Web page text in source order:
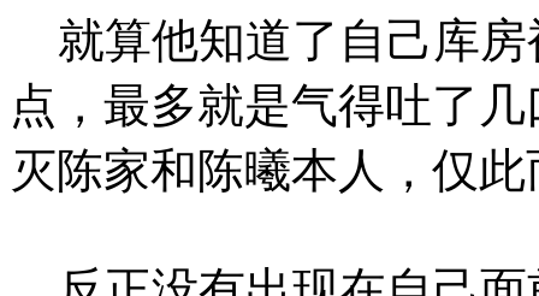
就算他知道了自己库房
点，最多就是气得吐了
灭陈家和陈曦本人，仅